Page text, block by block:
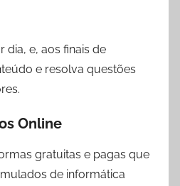
dia, e, aos finais de
e resolva questões
Online
gratuitas e pagas que
de informática